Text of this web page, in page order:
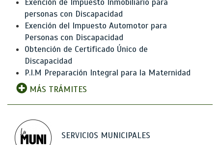
Exención de Impuesto Inmobiliario para
personas con Discapacidad
Exención del Impuesto Automotor para
Personas con Discapacidad
Obtención de Certificado Único de
Discapacidad
P.I.M Preparación Integral para la Maternidad
MÁS TRÁMITES
SERVICIOS MUNICIPALES